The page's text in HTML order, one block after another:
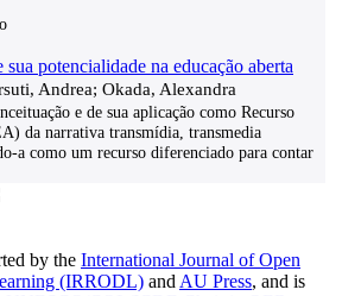
potencialidade na educação aberta
Andrea; Okada, Alexandra
e de sua aplicação como Recurso
da narrativa transmídia, transmedia
a como um recurso diferenciado para contar
by the International Journal of Open
(IRRODL) and AU Press, and is